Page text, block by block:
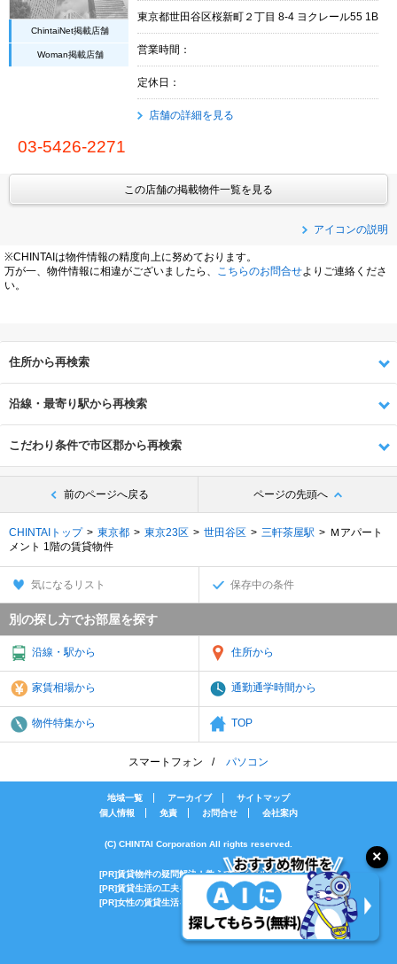
ChintaiNet掲載店舗
Woman掲載店舗
東京都世田谷区桜新町２丁目 8-4 ヨクレール55 1B
営業時間：
定休日：
店舗の詳細を見る
03-5426-2271
この店舗の掲載物件一覧を見る
アイコンの説明
※CHINTAIは物件情報の精度向上に努めております。
万が一、物件情報に相違がございましたら、
こちらのお問合せよりご連絡くださ
い。
住所から再検索
沿線・最寄り駅から再検索
こだわり条件で市区郡から再検索
前のページへ戻る ページの先頭へ
CHINTAIトップ 東京都 東京23区 世田谷区 三軒茶屋駅
Ｍアパート
メント 1階の賃貸物件
気になるリスト 保存中の条件
別の探し方でお部屋を探す
沿線・駅から 住所から
家賃相場から 通勤通学時間から
物件特集から TOP
スマートフォン パソコン
地域一覧 アーカイブ
サイトマップ
個人情報
免責 お問合せ 会社案内
(C) CHINTAI Corporation All rights reserved.
[PR]賃貸物件の疑問解決！教えてエイブルAGENT
[PR]賃貸生活の工夫を紹介！CHINTAI情報局
[PR]女性の賃貸生活を応援！Woman.CHINTAI